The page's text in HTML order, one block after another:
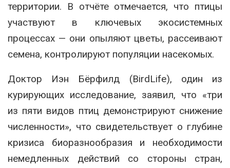
территории. В отчёте отмечается, что птицы
участвуют в ключевых экосистемных
процессах — они опыляют цветы, рассеивают
семена, контролируют популяции насекомых.
Доктор Иэн Бёрфилд (BirdLife), один из
курирующих исследование, заявил, что «три
из пяти видов птиц демонстрируют снижение
численности», что свидетельствует о глубине
кризиса биоразнообразия и необходимости
немедленных действий со стороны стран,